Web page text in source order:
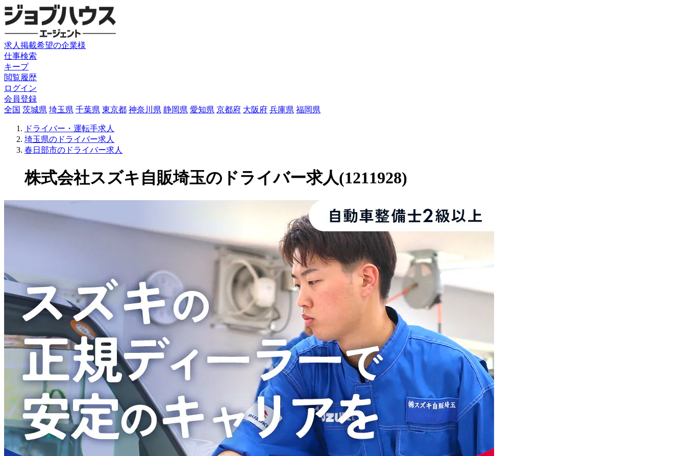
求人掲載希望の企業様
仕事検索
キープ
閲覧履歴
ログイン
会員登録
全国 茨城県 埼玉県 千葉県 東京都 神奈川県 静岡県 愛知県 京都府 大阪府 兵庫県 福岡県
ドライバー・運転手求人
埼玉県のドライバー求人
春日部市のドライバー求人
株式会社スズキ自販埼玉のドライバー求人(1211928)